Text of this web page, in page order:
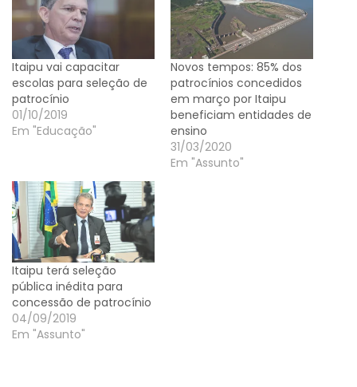
Itaipu vai capacitar
escolas para seleção de
patrocínio
01/10/2019
Em "Educação"
Novos tempos: 85% dos
patrocínios concedidos
em março por Itaipu
beneficiam entidades de
ensino
31/03/2020
Em "Assunto"
Itaipu terá seleção
pública inédita para
concessão de patrocínio
04/09/2019
Em "Assunto"